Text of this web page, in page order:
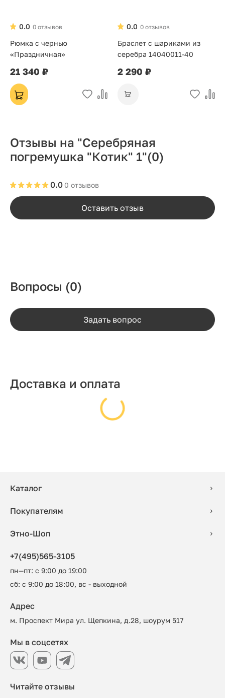
0 отзывов
0.0
Рюмка с чернью
«Праздничная»
21 340 ₽
0 отзывов
0.0
Браслет с шариками из
серебра 14040011-40
2 290 ₽
Отзывы на "Серебряная
погремушка "Котик" 1"(0)
0 отзывов
0.0
Оставить отзыв
Вопросы (0)
Задать вопрос
Доставка и оплата
Каталог
Покупателям
Этно-Шоп
+7(495)565-3105
пн—пт: с 9:00 до 19:00
сб: с 9:00 до 18:00, вс - выходной
Читайте отзывы
Адрес
м. Проспект Мира ул. Щепкина, д.28, шоурум 517
Мы в соцсетях